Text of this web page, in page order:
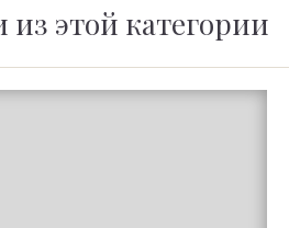
из этой категории